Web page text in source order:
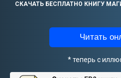
СКАЧАТЬ БЕСПЛАТНО КНИГУ
Читать
* теперь с